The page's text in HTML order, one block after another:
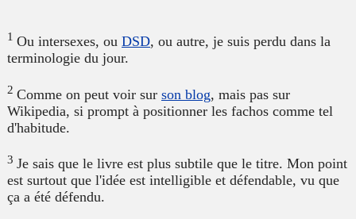
1 Ou intersexes, ou DSD, ou autre, je suis perdu dans la
terminologie du jour.
2 Comme on peut voir sur son blog, mais pas sur
Wikipedia, si prompt à positionner les fachos comme tel
d'habitude.
3 Je sais que le livre est plus subtile que le titre. Mon point
est surtout que l'idée est intelligible et défendable, vu que
ça a été défendu.